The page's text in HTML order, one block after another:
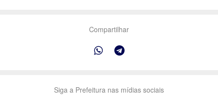
Compartilhar
Siga a Prefeitura nas mídias sociais